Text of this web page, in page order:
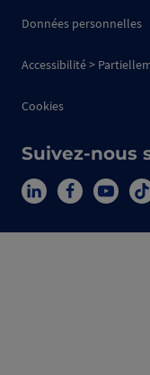
Données personnelles
Accessibilité >
Cookies
Suivez-nous